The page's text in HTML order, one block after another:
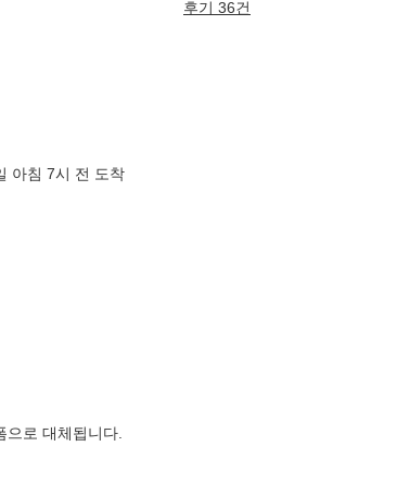
후기 36건
아침 7시 전 도착
로 대체됩니다.